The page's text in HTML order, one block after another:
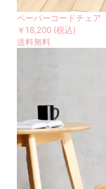
ペーパーコードチェア
￥18,200 (税込)
送料無料